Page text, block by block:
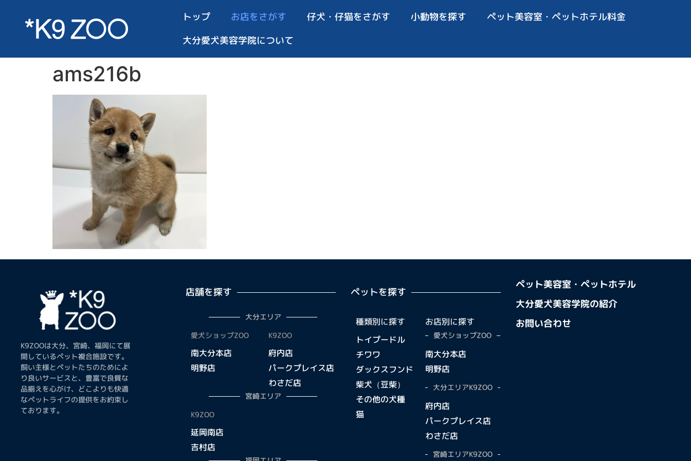
トップ お店をさがす 仔犬・仔猫をさがす 小動物を探す
ペット美容室・ペットホテル料金
大分愛犬美容学院について
ams216b
K9ZOOは大分、宮崎、福岡にて展
開しているペット複合施設です。
飼い主様とペットたちのためによ
り良いサービスと、豊富で良質な
品揃えを心がけ、どこよりも快適
なペットライフの提供をお約束し
ております。
店舗を探す
大分エリア
愛犬ショップZOO
南大分本店
明野店
K9ZOO
府内店
パークプレイス店
わさだ店
宮崎エリア
K9ZOO
延岡南店
吉村店
ペットを探す
種類別に探す
トイプードル
チワワ
ダックスフンド
柴犬（豆柴）
その他の犬種
猫
お店別に探す
愛犬ショップZOO
南大分本店
明野店
大分エリアK9ZOO
府内店
パークプレイス店
わさだ店
宮崎エリアK9ZOO
ペット美容室・ペットホテル
大分愛犬美容学院の紹介
お問い合わせ